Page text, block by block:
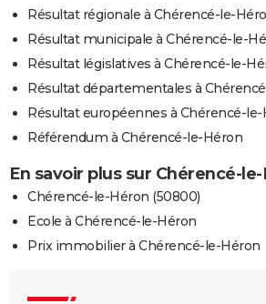
Résultat régionale à Chérencé-le-
Résultat municipale à Chérencé-le-
Résultat législatives à Chérencé-le-
Résultat départementales à
Résultat européennes à Chérencé-
Référendum à Chérencé-le-Héron
En savoir plus sur Chérencé-
Chérencé-le-Héron (50800)
Ecole à Chérencé-le-Héron
Prix immobilier à Chérencé-le-Héron